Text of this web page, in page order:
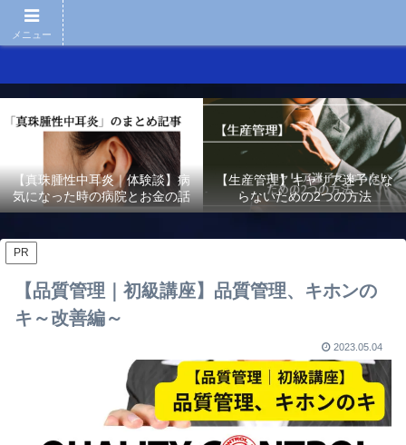
【真珠腫性中耳炎｜体験談】病
気になった時の病院とお金の話
【生産管理】キャリア迷子にな
らないための2つの方法
PR
【品質管理｜初級講座】品質管理、キホンの
キ～改善編～
2023.05.04
メニュー